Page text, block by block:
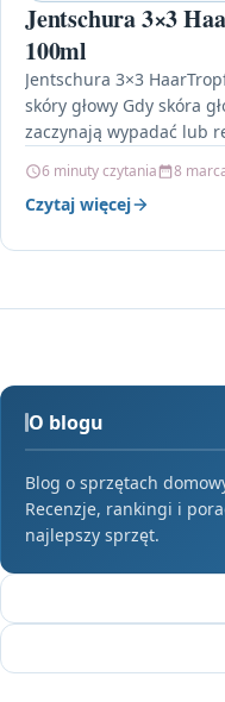
Jentschura 3×3
100ml
Jentschura 3×3
skóry głowy Gdy skóra
zaczynają wypadać lub
6 minuty czytania 8
Czytaj więcej
O blogu
Blog o sprzętach
Recenzje, rankingi i
najlepszy sprzęt.